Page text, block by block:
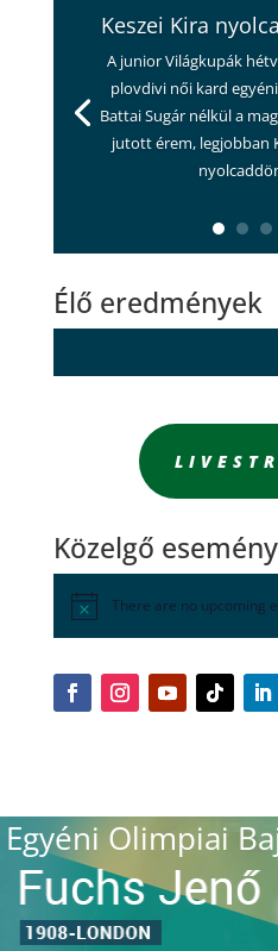
Keszei Kira
A junior Világkupák
plovdivi női kard
Battai Sugár nélkül a
jutott érem, legjobban
Élő eredmények
Közelgő
There are no upcoming
Egyéni Olimpiai